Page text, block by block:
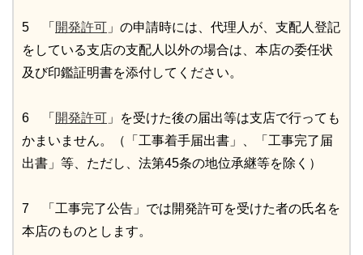
5 「 開発許可 」の申請時には、代理人が、支配人登記
をしている支店の支配人以外の場合は、本店の委任状
及び印鑑証明書を添付してください。
6 「 開発許可 」を受けた後の届出等は支店で行っても
かまいません。（「工事着手届出書」、「工事完了届
出書」等、ただし、法第45条の地位承継等を除く）
7 「工事完了公告」では開発許可を受けた者の氏名を
本店のものとします。